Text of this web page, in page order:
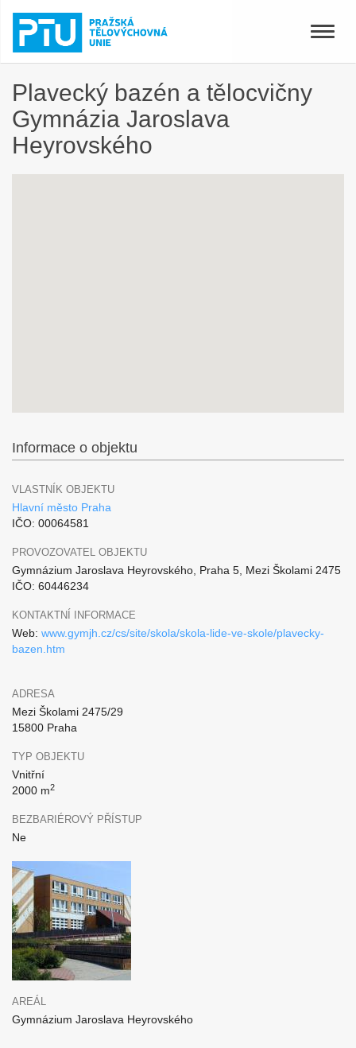
Toggle
Plavecký bazén a tělocvičny
Gymnázia Jaroslava
Heyrovského
Informace o objektu
VLASTNÍK OBJEKTU
Hlavní město Praha
IČO: 00064581
PROVOZOVATEL OBJEKTU
Gymnázium Jaroslava Heyrovského, Praha 5, Mezi Školami 2475
IČO: 60446234
KONTAKTNÍ INFORMACE
Web: www.gymjh.cz/cs/site/skola/skola-lide-ve-skole/plavecky-
bazen.htm
ADRESA
Mezi Školami 2475/29
15800 Praha
TYP OBJEKTU
Vnitřní
2000 m2
BEZBARIÉROVÝ PŘÍSTUP
Ne
AREÁL
Gymnázium Jaroslava Heyrovského